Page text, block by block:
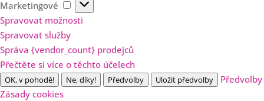
Marketingové
Marketingové
Spravovat možnosti
Spravovat služby
Správa {vendor_count} prodejců
Přečtěte si více o těchto účelech
OK, v pohodě! Ne, díky! Předvolby Uložit předvolby
Předvolby
Zásady cookies